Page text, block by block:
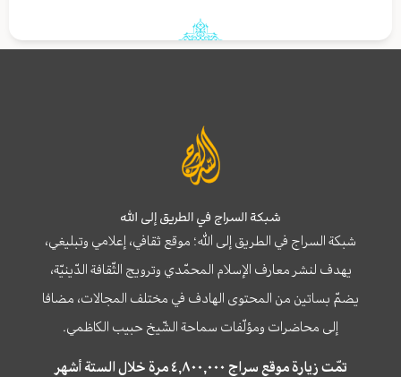
شبكة السراج في الطريق إلى الله
شبكة السراج في الطريق إلى الله؛ موقع ثقافي، إعلامي وتبليغي،
يهدف لنشر معارف الإسلام المحمّدي وترويج الثّقافة الدّينيّة،
يضمّ بساتين من المحتوى الهادف في مختلف المجالات، مضافا
إلى محاضرات ومؤلّفات سماحة الشّيخ حبيب الكاظمي.
تمّت زيارة موقع سراج ٤,٨٠٠,٠٠٠ مرة خلال الستة أشهر